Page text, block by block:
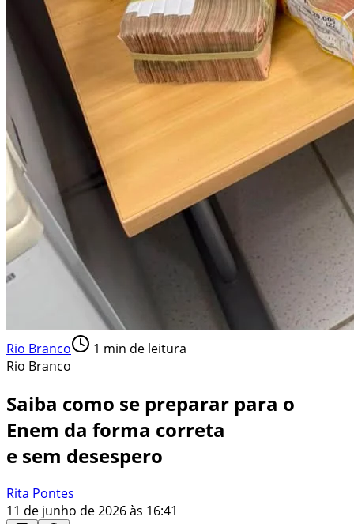
Rio Branco 1 min de leitura
Rio Branco
Saiba como se preparar para o
Enem da forma correta
e sem desespero
Rita Pontes
11 de junho de 2026 às 16:41